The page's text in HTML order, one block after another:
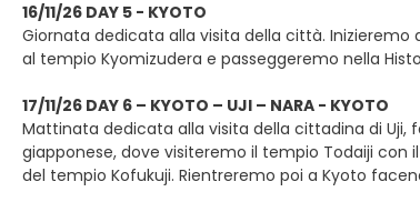
16/11/26 DAY 5 - KYOTO
Giornata dedicata alla visita della città. Inizieremo
al tempio Kyomizudera e passeggeremo nella
17/11/26 DAY 6 – KYOTO – UJI – NARA - KYOTO
Mattinata dedicata alla visita della cittadina di Uji,
giapponese, dove visiteremo il tempio Todaiji
del tempio Kofukuji. Rientreremo poi a Kyoto